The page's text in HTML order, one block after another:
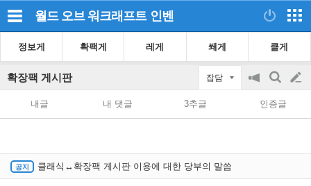
월드 오브 워크래프트 인벤
정보게 확팩게 레게 쐐게 클게
확장팩 게시판 잡담
공
on/off
검
색
글
쓰
내글 내 댓글 3추글 인증글
클래식↔확장팩 게시판 이용에 대한 당부의 말씀